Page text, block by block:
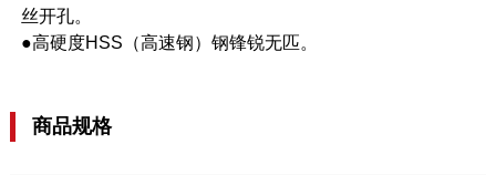
丝开孔。
●高硬度HSS（高速钢）钢锋锐无匹。
商品规格